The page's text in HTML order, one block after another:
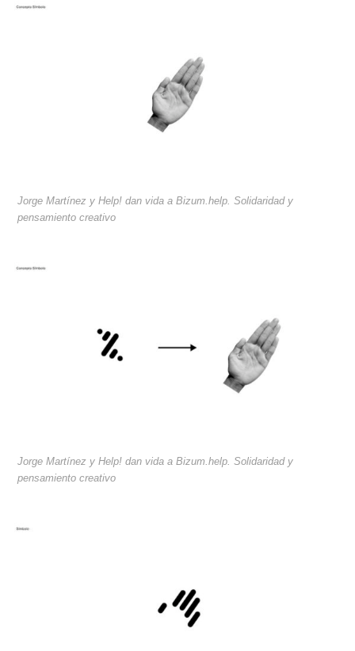
Jorge Martínez y Help! dan vida a Bizum.help. Solidaridad y
pensamiento creativo
Jorge Martínez y Help! dan vida a Bizum.help. Solidaridad y
pensamiento creativo